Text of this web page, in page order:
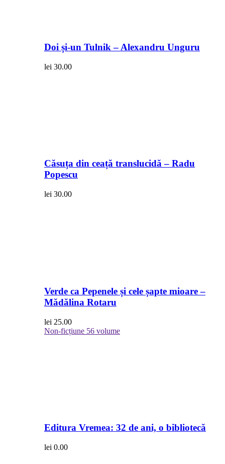
Doi și-un Tulnik – Alexandru Unguru
lei 30.00
Căsuța din ceață translucidă – Radu
Popescu
lei 30.00
Verde ca Pepenele și cele șapte mioare –
Mădălina Rotaru
lei 25.00
Non-ficțiune 56 volume
Editura Vremea: 32 de ani, o bibliotecă
lei 0.00